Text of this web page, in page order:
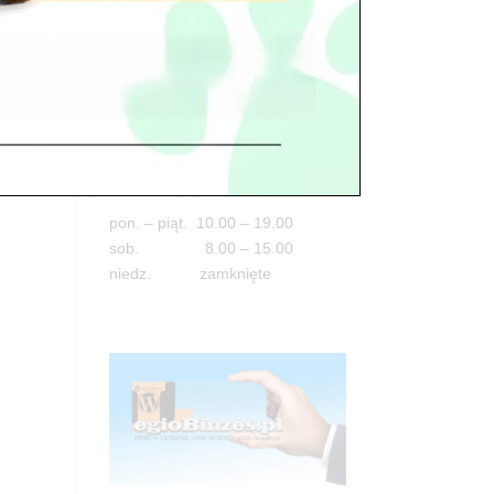
05-100 Nowy Dwór Mazowiecki
tel. 503 900 215
pon. – piąt. 10.00 – 19.00
sob. 8.00 – 15.00
niedz. zamknięte